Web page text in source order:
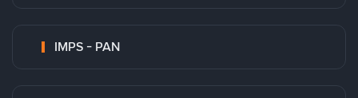
IMPS - PAN